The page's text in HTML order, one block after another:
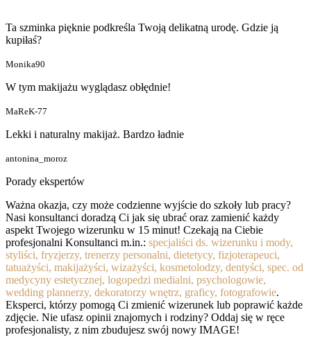
Ta szminka pięknie podkreśla Twoją delikatną urodę. Gdzie ją
kupiłaś?
Monika90
W tym makijażu wyglądasz obłędnie!
MaReK-77
Lekki i naturalny makijaż. Bardzo ładnie
antonina_moroz
Porady ekspertów
Ważna okazja, czy może codzienne wyjście do szkoły lub pracy?
Nasi konsultanci doradzą Ci jak się ubrać oraz zamienić każdy
aspekt Twojego wizerunku w 15 minut! Czekają na Ciebie
profesjonalni Konsultanci m.in.: specjaliści ds. wizerunku i mody,
styliści, fryzjerzy, trenerzy personalni, dietetycy, fizjoterapeuci,
tatuażyści, makijażyści, wizażyści, kosmetolodzy, dentyści, spec. od
medycyny estetycznej, logopedzi medialni, psychologowie,
wedding plannerzy, dekoratorzy wnętrz, graficy, fotografowie.
Eksperci, którzy pomogą Ci zmienić wizerunek lub poprawić każde
zdjęcie. Nie ufasz opinii znajomych i rodziny? Oddaj się w ręce
profesjonalisty, z nim zbudujesz swój nowy IMAGE!